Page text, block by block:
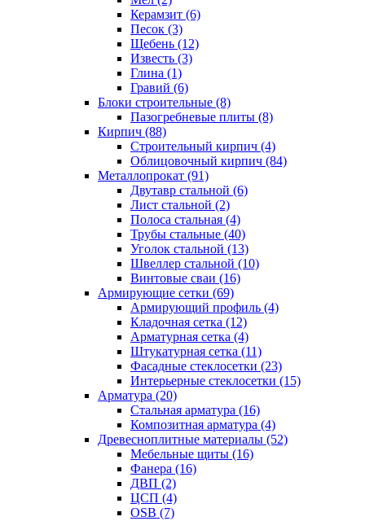
Керамзит (6)
Песок (3)
Щебень (12)
Известь (3)
Глина (1)
Гравий (6)
Блоки строительные (8)
Пазогребневые плиты (8)
Кирпич (88)
Строительный кирпич (4)
Облицовочный кирпич (84)
Металлопрокат (91)
Двутавр стальной (6)
Лист стальной (2)
Полоса стальная (4)
Трубы стальные (40)
Уголок стальной (13)
Швеллер стальной (10)
Винтовые сваи (16)
Армирующие сетки (69)
Армирующий профиль (4)
Кладочная сетка (12)
Арматурная сетка (4)
Штукатурная сетка (11)
Фасадные стеклосетки (23)
Интерьерные стеклосетки (15)
Арматура (20)
Стальная арматура (16)
Композитная арматура (4)
Древесноплитные материалы (52)
Мебельные щиты (16)
Фанера (16)
ДВП (2)
ЦСП (4)
OSB (7)